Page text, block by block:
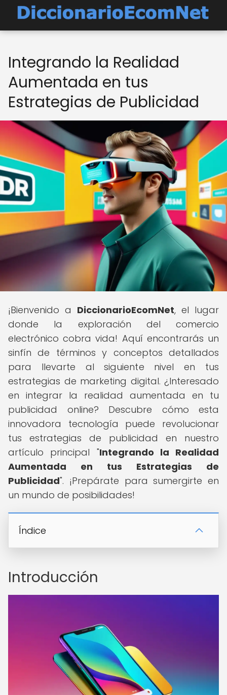
Integrando la Realidad
Aumentada en tus
Estrategias de Publicidad
¡Bienvenido a DiccionarioEcomNet, el lugar
donde la exploración del comercio
electrónico cobra vida! Aquí encontrarás un
sinfín de términos y conceptos detallados
para llevarte al siguiente nivel en tus
estrategias de marketing digital. ¿Interesado
en integrar la realidad aumentada en tu
publicidad online? Descubre cómo esta
innovadora tecnología puede revolucionar
tus estrategias de publicidad en nuestro
artículo principal "Integrando la Realidad
Aumentada en tus Estrategias de
Publicidad". ¡Prepárate para sumergirte en
un mundo de posibilidades!
Índice
Introducción